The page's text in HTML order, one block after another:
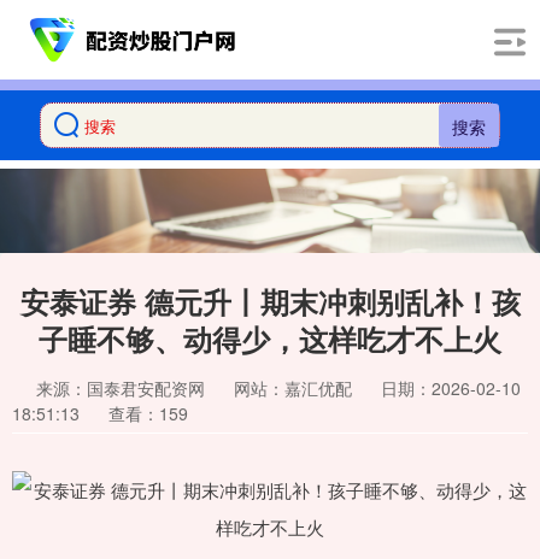
搜索
安泰证券 德元升丨期末冲刺别乱补！孩
子睡不够、动得少，这样吃才不上火
来源：国泰君安配资网 网站：嘉汇优配
日期：2026-02-10
18:51:13
查看：159